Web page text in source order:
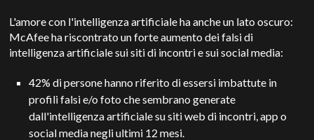
L'amore con l'intelligenza artificiale ha anche un lato oscuro:
McAfee ha riscontrato un forte aumento dei falsi di
intelligenza artificiale sui siti di incontri e sui social media:
42% di persone hanno riferito di essersi imbattute in
profili falsi e/o foto che sembrano generate
dall'intelligenza artificiale su siti web di incontri, app o
social media negli ultimi 12 mesi.